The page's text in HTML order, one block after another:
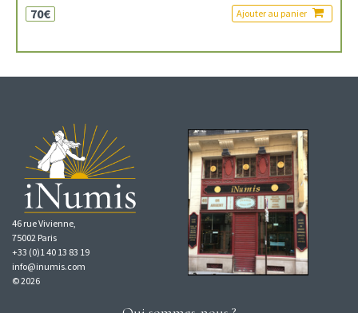
70€ Ajouter au panier
46 rue Vivienne,
75002 Paris
+33 (0)1 40 13 83 19
info@inumis.com
© 2026